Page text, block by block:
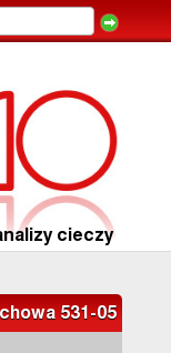
cieczy
531-05